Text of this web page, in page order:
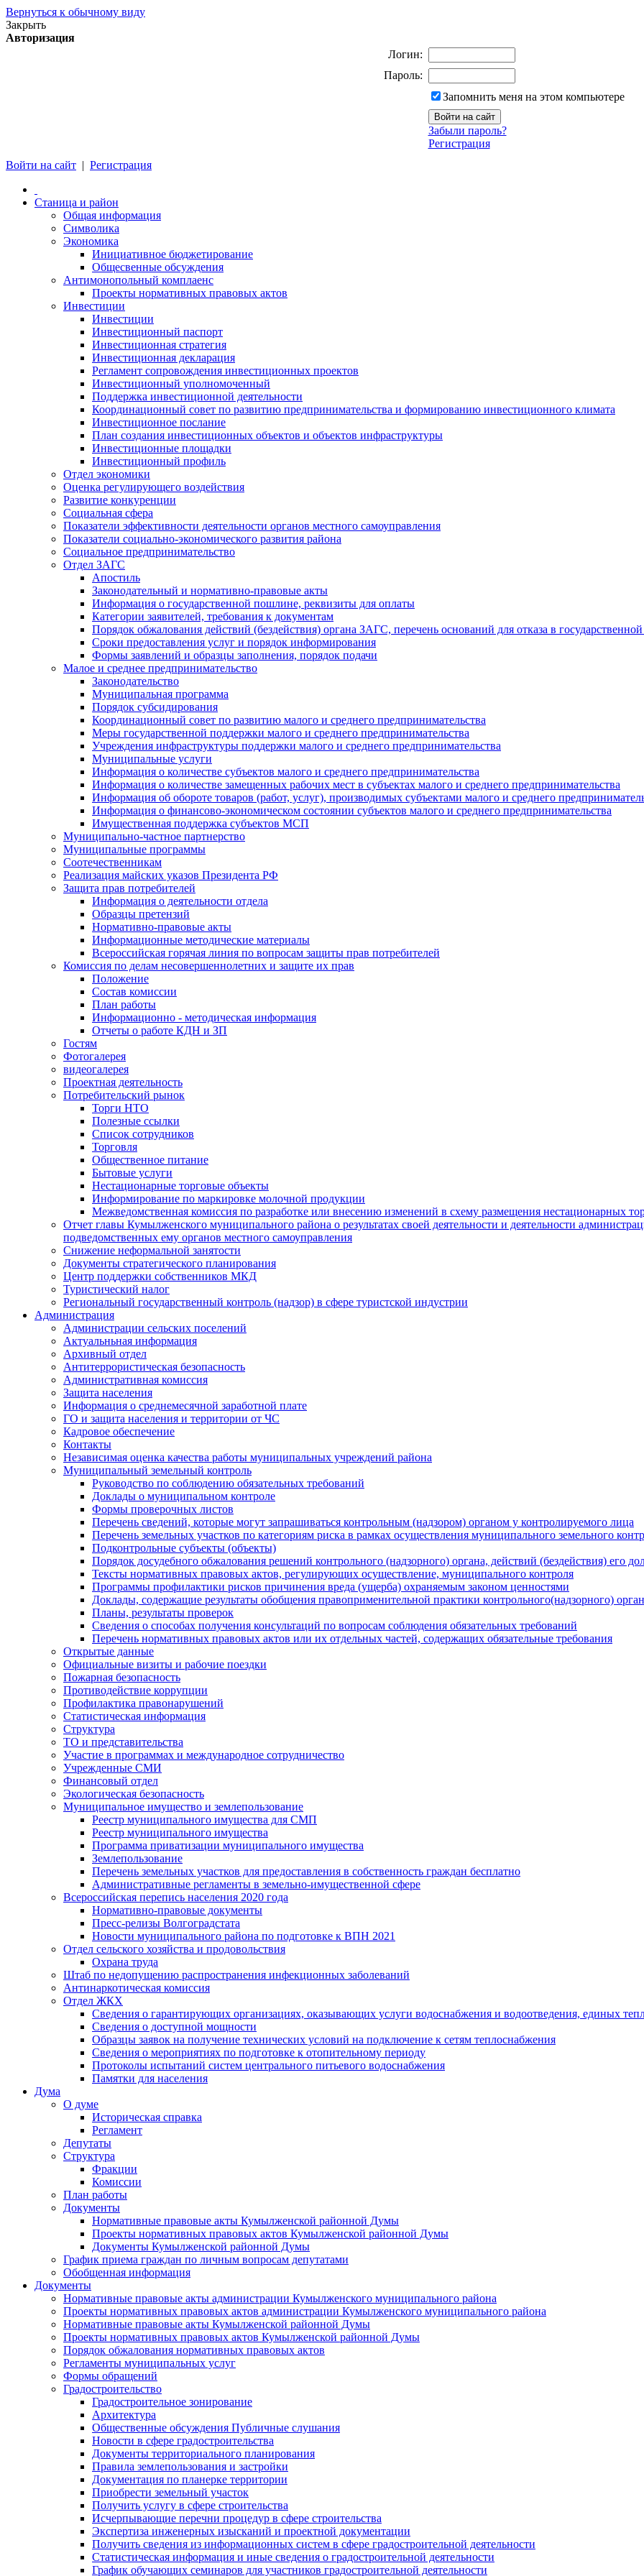
Вернуться к обычному виду
Закрыть
Авторизация
Логин:
Пароль:
Запомнить меня на этом компьютере
Забыли пароль?
Регистрация
Войти на сайт | Регистрация
Станица и район
Общая информация
Символика
Экономика
Инициативное бюджетирование
Общесвенные обсуждения
Антимонопольный комплаенс
Проекты нормативных правовых актов
Инвестиции
Инвестиции
Инвестиционный паспорт
Инвестиционная стратегия
Инвестиционная декларация
Регламент сопровождения инвестиционных проектов
Инвестиционный уполномоченный
Поддержка инвестиционной деятельности
Координационный совет по развитию предпринимательства и формированию инвестиционного климата
Инвестиционное послание
План создания инвестиционных объектов и объектов инфраструктуры
Инвестиционные площадки
Инвестиционный профиль
Отдел экономики
Оценка регулирующего воздействия
Развитие конкуренции
Социальная сфера
Показатели эффективности деятельности органов местного самоуправления
Показатели социально-экономического развития района
Социальное предпринимательство
Отдел ЗАГС
Апостиль
Законодательный и нормативно-правовые акты
Информация о государственной пошлине, реквизиты для оплаты
Категории заявителей, требования к документам
Порядок обжалования действий (бездействия) органа ЗАГС, перечень оснований для отказа в
Сроки предоставления услуг и порядок информирования
Формы заявлений и образцы заполнения, порядок подачи
Малое и среднее предпринимательство
Законодательство
Муниципальная программа
Порядок субсидирования
Координационный совет по развитию малого и среднего предпринимательства
Меры государственной поддержки малого и среднего предпринимательства
Учреждения инфраструктуры поддержки малого и среднего предпринимательства
Муниципальные услуги
Информация о количестве субъектов малого и среднего предпринимательства
Информация о количестве замещенных рабочих мест в субъектах малого и среднего предпринимательства
Информация об обороте товаров (работ, услуг), производимых субъектами малого и среднего
Информация о финансово-экономическом состоянии субъектов малого и среднего предпринимательства
Имущественная поддержка субъектов МСП
Муниципально-частное партнерство
Муниципальные программы
Соотечественникам
Реализация майских указов Президента РФ
Защита прав потребителей
Информация о деятельности отдела
Образцы претензий
Нормативно-правовые акты
Информационные методические материалы
Всероссийская горячая линия по вопросам защиты прав потребителей
Комиссия по делам несовершеннолетних и защите их прав
Положение
Состав комиссии
План работы
Информационно - методическая информация
Отчеты о работе КДН и ЗП
Гостям
Фотогалерея
видеогалерея
Проектная деятельность
Потребительский рынок
Торги НТО
Полезные ссылки
Список сотрудников
Торговля
Общественное питание
Бытовые услуги
Нестационарные торговые объекты
Информирование по маркировке молочной продукции
Межведомственная комиссия по разработке или внесению изменений в схему размещения нестационарных
Отчет главы Кумылженского муниципального района о результатах своей деятельности и деятельности
подведомственных ему органов местного самоуправления
Снижение неформальной занятости
Документы стратегического планирования
Центр поддержки собственников МКД
Туристический налог
Региональный государственный контроль (надзор) в сфере туристской индустрии
Администрация
Администрации сельских поселений
Актуальньная информация
Архивный отдел
Антитеррористическая безопасность
Административная комиссия
Защита населения
Информация о среднемесячной заработной плате
ГО и защита населения и территории от ЧС
Кадровое обеспечение
Контакты
Независимая оценка качества работы муниципальных учреждений района
Муниципальный земельный контроль
Руководство по соблюдению обязательных требований
Доклады о муниципальном контроле
Формы проверочных листов
Перечень сведений, которые могут запрашиваться контрольным (надзором) органом у контролируемого лица
Перечень земельных участков по категориям риска в рамках осуществления муниципального земельного
Подконтрольные субъекты (объекты)
Порядок досудебного обжалования решений контрольного (надзорного) органа, действий (бездействия) его
Тексты нормативных правовых актов, регулирующих осуществление, муниципального контроля
Программы профилактики рисков причинения вреда (ущерба) охраняемым законом ценностями
Доклады, содержащие результаты обобщения правоприменительной практики контрольного(надзорного)
Планы, результаты проверок
Сведения о способах получения консультаций по вопросам соблюдения обязательных требований
Перечень нормативных правовых актов или их отдельных частей, содержащих обязательные требования
Открытые данные
Официальные визиты и рабочие поездки
Пожарная безопасность
Противодействие коррупции
Профилактика правонарушений
Статистическая информация
Структура
ТО и представительства
Участие в программах и международное сотрудничество
Учрежденные СМИ
Финансовый отдел
Экологическая безопасность
Муниципальное имущество и землепользование
Реестр муниципального имущества для СМП
Реестр муниципального имущества
Программа приватизации муниципального имущества
Землепользование
Перечень земельных участков для предоставления в собственность граждан бесплатно
Административные регламенты в земельно-имущественной сфере
Всероссийская перепись населения 2020 года
Нормативно-правовые документы
Пресс-релизы Волгоградстата
Новости муниципального района по подготовке к ВПН 2021
Отдел сельского хозяйства и продовольствия
Охрана труда
Штаб по недопущению распространения инфекционных заболеваний
Антинаркотическая комиссия
Отдел ЖКХ
Сведения о гарантирующих организациях, оказывающих услуги водоснабжения и водоотведения, единых
Сведения о доступной мощности
Образцы заявок на получение технических условий на подключение к сетям теплоснабжения
Сведения о мероприятиях по подготовке к отопительному периоду
Протоколы испытаний систем центрального питьевого водоснабжения
Памятки для населения
Дума
О думе
Историческая справка
Регламент
Депутаты
Структура
Фракции
Комиссии
План работы
Документы
Нормативные правовые акты Кумылженской районной Думы
Проекты нормативных правовых актов Кумылженской районной Думы
Документы Кумылженской районной Думы
График приема граждан по личным вопросам депутатами
Обобщенная информация
Документы
Нормативные правовые акты администрации Кумылженского муниципального района
Проекты нормативных правовых актов администрации Кумылженского муниципального района
Нормативные правовые акты Кумылженской районной Думы
Проекты нормативных правовых актов Кумылженской районной Думы
Порядок обжалования нормативных правовых актов
Регламенты муниципальных услуг
Формы обращений
Градостроительство
Градостроительное зонирование
Архитектура
Общественные обсуждения Публичные слушания
Новости в сфере градостроительства
Документы территориального планирования
Правила землепользования и застройки
Документация по планерке территории
Приобрести земельный участок
Получить услугу в сфере строительства
Исчерпывающие перечни процедур в сфере строительства
Экспертиза инженерных изысканий и проектной документации
Получить сведения из информационных систем в сфере градостроительной деятельности
Статистическая информация и иные сведения о градостроительной деятельности
График обучающих семинаров для участников градостроительной деятельности